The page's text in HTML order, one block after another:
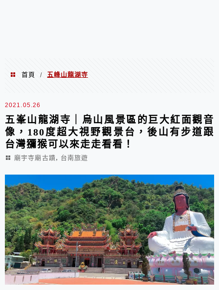
首頁 / 五峰山龍湖寺
五峰山龍湖寺
2021.05.26
五峯山龍湖寺｜烏山風景區的巨大紅面觀音
像，180度超大視野觀景台，後山有步道跟
台灣獼猴可以來走走看看！
廟宇寺廟古蹟, 台南旅遊